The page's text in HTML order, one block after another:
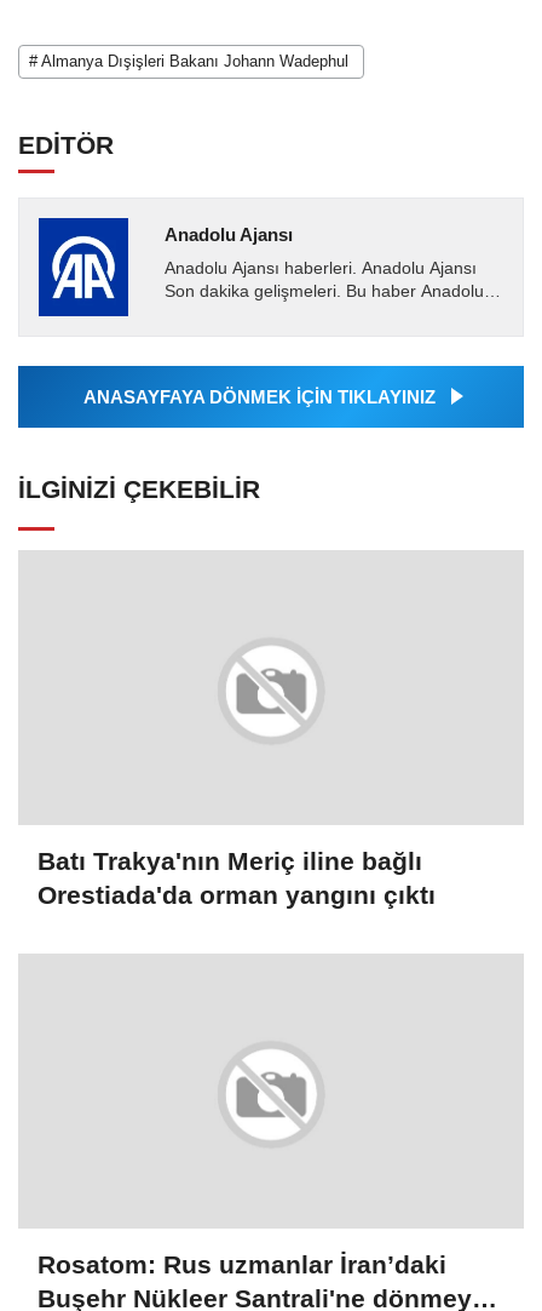
# Almanya Dışişleri Bakanı Johann Wadephul
EDİTÖR
Anadolu Ajansı
Anadolu Ajansı haberleri. Anadolu Ajansı
Son dakika gelişmeleri. Bu haber Anadolu
Ajansı tarafından...
ANASAYFAYA DÖNMEK İÇİN TIKLAYINIZ
İLGINIZI ÇEKEBILIR
Batı Trakya'nın Meriç iline bağlı
Orestiada'da orman yangını çıktı
Rosatom: Rus uzmanlar İran’daki
Buşehr Nükleer Santrali'ne dönmeye